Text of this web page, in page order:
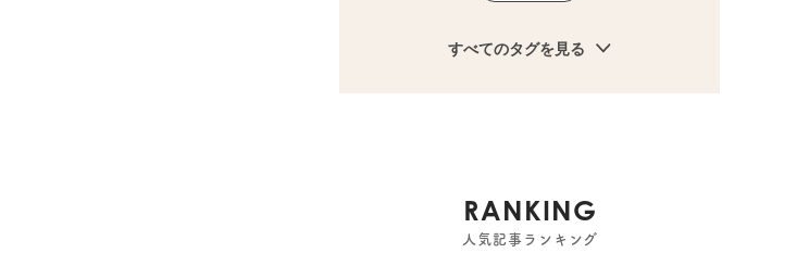
すべてのタグを見る
RANKING
人気記事ランキング